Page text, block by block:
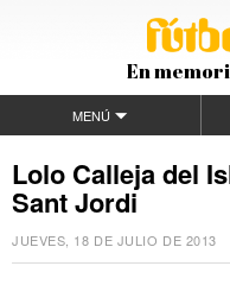
En
MENÚ
Lolo Calleja del
Sant Jordi
JUEVES, 18 DE JULIO DE 2013